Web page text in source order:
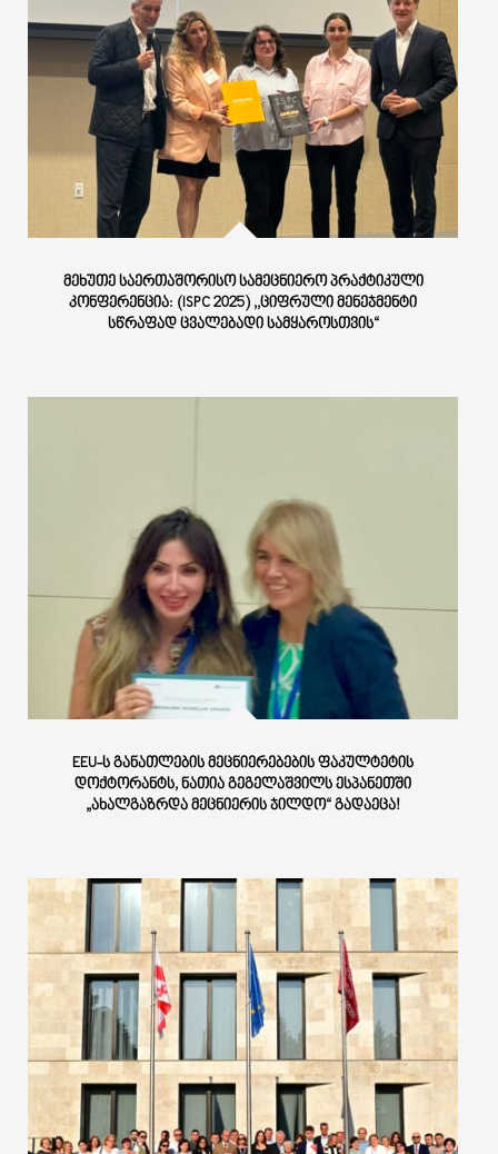
ᲛᲔᲮᲣᲗᲔ ᲡᲐᲔᲠᲗᲐᲨᲝᲠᲘᲡᲝ ᲡᲐᲛᲔᲪᲜᲘᲔᲠᲝ ᲞᲠᲐᲥᲢᲘᲙᲣᲚᲘ
ᲙᲝᲜᲤᲔᲠᲔᲜᲪᲘᲐ: (ISPC 2025) ,,ᲪᲘᲤᲠᲣᲚᲘ ᲛᲔᲜᲔᲯᲛᲔᲜᲢᲘ
ᲡᲬᲠᲐᲤᲐᲓ ᲪᲕᲐᲚᲔᲑᲐᲓᲘ ᲡᲐᲛᲧᲐᲠᲝᲡᲗᲕᲘᲡ“
EEU-Ს ᲒᲐᲜᲐᲗᲚᲔᲑᲘᲡ ᲛᲔᲪᲜᲘᲔᲠᲔᲑᲔᲑᲘᲡ ᲤᲐᲙᲣᲚᲢᲔᲢᲘᲡ
ᲓᲝᲥᲢᲝᲠᲐᲜᲢᲡ, ᲜᲐᲗᲘᲐ ᲒᲔᲒᲔᲚᲐᲨᲕᲘᲚᲡ ᲔᲡᲞᲐᲜᲔᲗᲨᲘ
„ᲐᲮᲐᲚᲒᲐᲖᲠᲓᲐ ᲛᲔᲪᲜᲘᲔᲠᲘᲡ ᲯᲘᲚᲓᲝ“ ᲒᲐᲓᲐᲔᲪᲐ!